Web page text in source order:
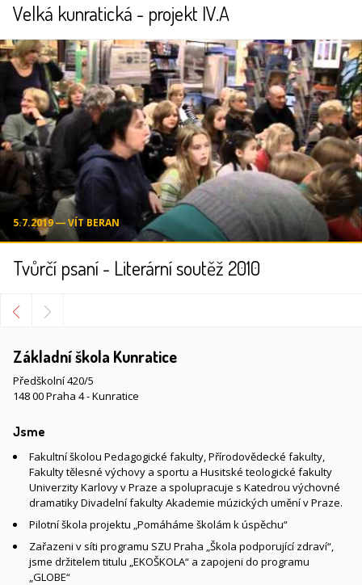
Velká kunratická - projekt IV.A
5.7.2019 ― VÍT BERAN
Tvůrčí psaní - Literární soutěž 2010
Základní škola Kunratice
Předškolní 420/5
148 00 Praha 4 - Kunratice
Jsme
Fakultní školou Pedagogické fakulty, Přírodovědecké fakulty,
Fakulty tělesné výchovy a sportu a Husitské teologické fakulty
Univerzity Karlovy v Praze a spolupracuje s Katedrou výchovné
dramatiky Divadelní fakulty Akademie múzických umění v Praze.
Pilotní škola projektu „Pomáháme školám k úspěchu“
Zařazeni v síti programu SZU Praha „Škola podporující zdraví“,
jsme držitelem titulu „EKOŠKOLA“ a zapojeni do programu
„GLOBE“